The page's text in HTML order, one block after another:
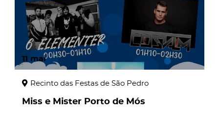
11 mai
Recinto das Festas de São Pedro
Miss e Mister Porto de Mós